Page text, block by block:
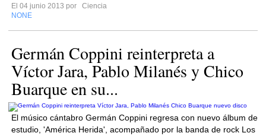
El 04 junio 2013 por
Ciencia
NONE
Germán Coppini reinterpreta a
Víctor Jara, Pablo Milanés y Chico
Buarque en su...
El músico cántabro Germán Coppini regresa con nuevo álbum de
estudio, 'América Herida', acompañado por la banda de rock Los